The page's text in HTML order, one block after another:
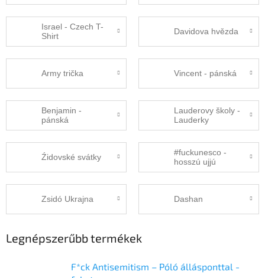
Israel - Czech T-
Shirt
Davidova hvězda
Army trička Vincent - pánská
Benjamin -
pánská
Lauderovy školy -
Lauderky
Źidovské svátky
#fuckunesco -
hosszú ujjú
Zsidó Ukrajna Dashan
Legnépszerűbb termékek
F*ck Antisemitism – Póló állásponttal -